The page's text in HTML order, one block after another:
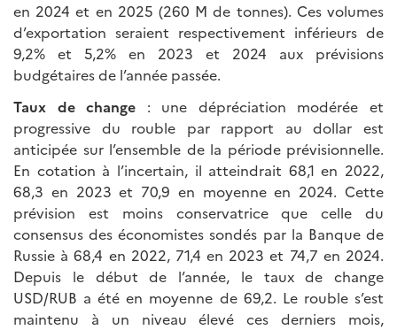
en 2024 et en 2025 (260 M de tonnes). Ces volumes
d’exportation seraient respectivement inférieurs de
9,2% et 5,2% en 2023 et 2024 aux prévisions
budgétaires de l’année passée.
Taux de change : une dépréciation modérée et
progressive du rouble par rapport au dollar est
anticipée sur l’ensemble de la période prévisionnelle.
En cotation à l’incertain, il atteindrait 68,1 en 2022,
68,3 en 2023 et 70,9 en moyenne en 2024. Cette
prévision est moins conservatrice que celle du
consensus des économistes sondés par la Banque de
Russie à 68,4 en 2022, 71,4 en 2023 et 74,7 en 2024.
Depuis le début de l’année, le taux de change
USD/RUB a été en moyenne de 69,2. Le rouble s’est
maintenu à un niveau élevé ces derniers mois,